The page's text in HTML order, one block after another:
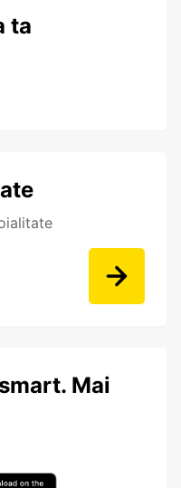
ta
Mai